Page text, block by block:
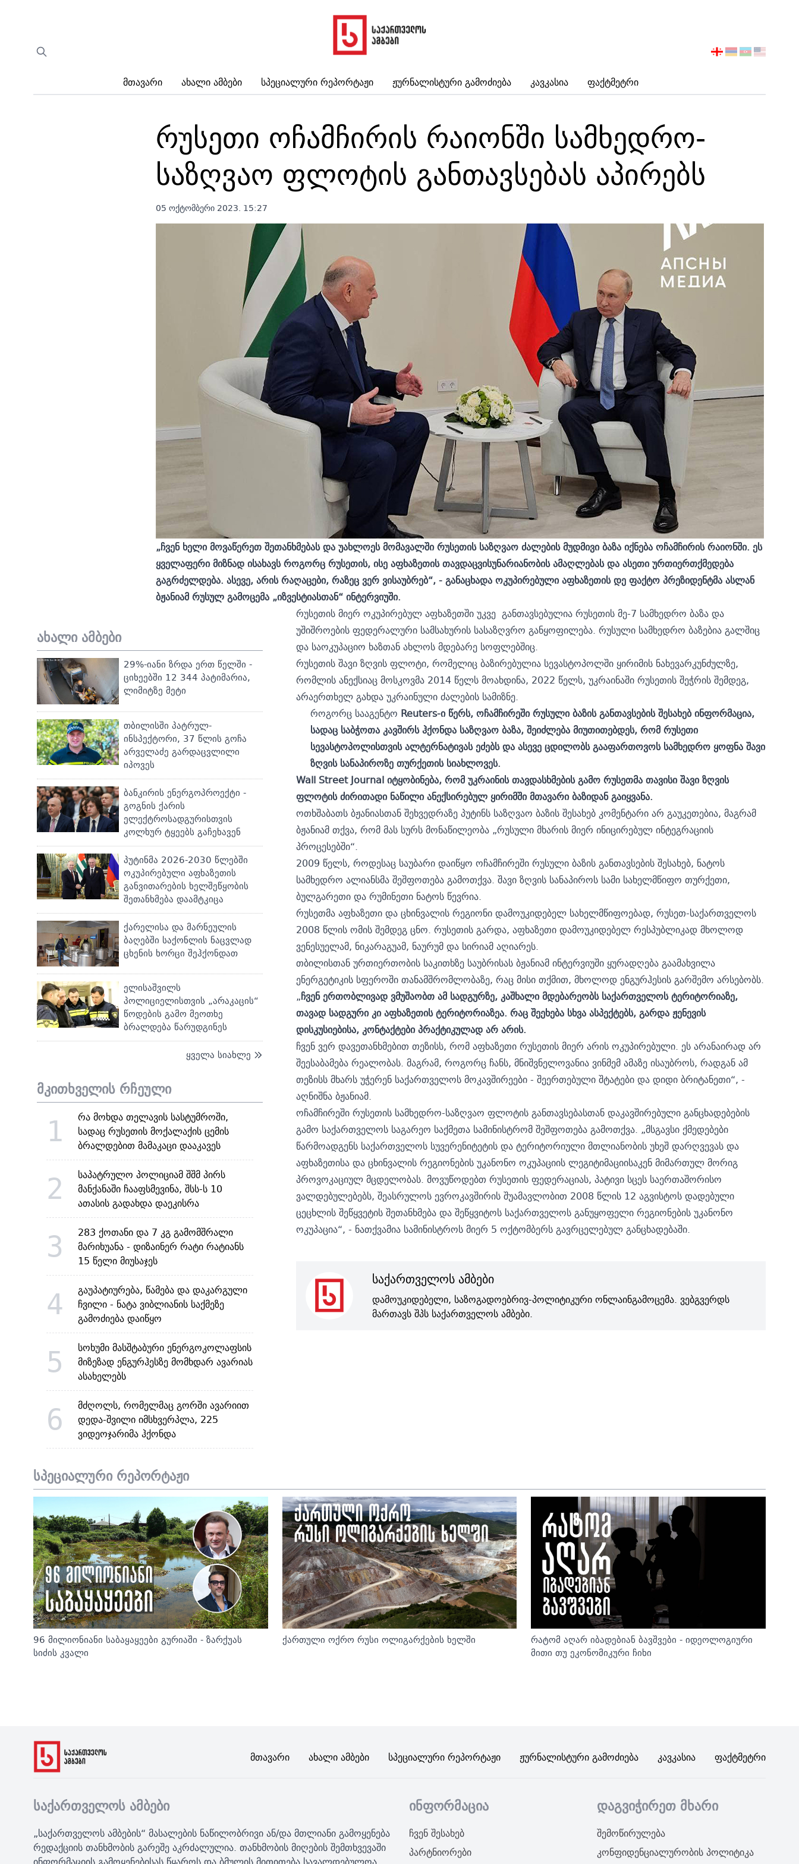
Მთავარი Ახალი Ამბები Სპეციალური Რეპორტაჟი Ჟურნალისტური Გამოძიება Კავკასია Ფაქტმეტრი
აირჩიეთ
რუსეთი ოჩამჩირის რაიონში სამხედრო-
საზღვაო ფლოტის განთავსებას აპირებს
05 ოქტომბერი 2023. 15:27
„ჩვენ ხელი მოვაწერეთ შეთანხმებას და უახლოეს მომავალში რუსეთის საზღვაო ძალების მუდმივი ბაზა იქნება ოჩამჩირის რაიონში. ეს
ყველაფერი მიზნად ისახავს როგორც რუსეთის, ისე აფხაზეთის თავდაცვისუნარიანობის ამაღლებას და ასეთი ურთიერთქმედება
გაგრძელდება. ასევე, არის რაღაცები, რაზეც ვერ ვისაუბრებ“, - განაცხადა ოკუპირებული აფხაზეთის დე ფაქტო პრეზიდენტმა ასლან
ბჟანიამ რუსულ გამოცემა „იზვესტიასთან“ინტერვიუში.
ახალი ამბები
29%-იანი ზრდა ერთ წელში -
ციხეებში 12 344 პატიმარია,
ლიმიტზე მეტი
თბილისში პატრულ-
ინსპექტორი, 37 წლის გოჩა
არველაძე გარდაცვლილი
იპოვეს
ბანკირის ენერგოპროექტი -
გოგნის ქარის
ელექტროსადგურისთვის
კოლხურ ტყეებს გაჩეხავენ
პუტინმა 2026-2030 წლებში
ოკუპირებული აფხაზეთის
განვითარების ხელშეწყობის
შეთანხმება დაამტკიცა
ქარელისა და მარნეულის
ბაღებში საქონლის ნაცვლად
ცხენის ხორცი შეჰქონდათ
ელისაშვილს
პოლიციელისთვის „არაკაცის“
წოდების გამო მეოთხე
ბრალდება წარუდგინეს
ყველა სიახლე
მკითხველის რჩეული
1
რა მოხდა თელავის სასტუმროში,
სადაც რუსეთის მოქალაქის ცემის
ბრალდებით მამაკაცი დააკავეს
2
საპატრულო პოლიციამ შშმ პირს
მანქანაში ჩააფსმევინა, შსს-ს 10
ათასის გადახდა დაეკისრა
3
283 ქოთანი და 7 კგ გამომშრალი
მარიხუანა - დიზაინერ რატი რატიანს
15 წელი მიუსაჯეს
4
გაუპატიურება, წამება და დაკარგული
ჩვილი - ნატა ვიბლიანის საქმეზე
გამოძიება დაიწყო
5
სოხუმი მასშტაბური ენერგოკოლაფსის
მიზეზად ენგურჰესზე მომხდარ ავარიას
ასახელებს
6
მძღოლს, რომელმაც გორში ავარიით
დედა-შვილი იმსხვერპლა, 225
ვიდეოჯარიმა ჰქონდა
რუსეთის მიერ ოკუპირებულ აფხაზეთში უკვე განთავსებულია რუსეთის მე-7 სამხედრო ბაზა და
უშიშროების ფედერალური სამსახურის სასაზღვრო განყოფილება. რუსული სამხედრო ბაზებია გალშიც
და საოკუპაციო ხაზთან ახლოს მდებარე სოფლებშიც.
რუსეთის შავი ზღვის ფლოტი, რომელიც ბაზირებულია სევასტოპოლში ყირიმის ნახევარკუნძულზე,
რომლის ანექსიაც მოსკოვმა 2014 წელს მოახდინა, 2022 წელს, უკრაინაში რუსეთის შეჭრის შემდეგ,
არაერთხელ გახდა უკრაინული ძალების სამიზნე.
როგორც სააგენტო Reuters-ი წერს,ოჩამჩირეში რუსული ბაზის განთავსების შესახებ ინფორმაცია,
სადაც საბჭოთა კავშირს ჰქონდა საზღვაო ბაზა, შეიძლება მიუთითებდეს, რომ რუსეთი
სევასტოპოლისთვის ალტერნატივას ეძებს და ასევე ცდილობს გააფართოვოს სამხედრო ყოფნა შავი
ზღვის სანაპიროზე თურქეთის სიახლოვეს.
Wall Street Journal იტყობინება, რომ უკრაინის თავდასხმების გამო რუსეთმა თავისი შავი ზღვის
ფლოტის ძირითადი ნაწილი ანექსირებულ ყირიმში მთავარი ბაზიდან გაიყვანა.
ოთხშაბათს ბჟანიასთან შეხვედრაზე პუტინს საზღვაო ბაზის შესახებ კომენტარი არ გაუკეთებია, მაგრამ
ბჟანიამ თქვა, რომ მას სურს მონაწილეობა „რუსული მხარის მიერ ინიცირებულ ინტეგრაციის
პროცესებში“.
2009 წელს, როდესაც საუბარი დაიწყო ოჩამჩირეში რუსული ბაზის განთავსების შესახებ, ნატოს
სამხედრო ალიანსმა შეშფოთება გამოთქვა. შავი ზღვის სანაპიროს სამი სახელმწიფო თურქეთი,
ბულგარეთი და რუმინეთი ნატოს წევრია.
რუსეთმა აფხაზეთი და ცხინვალის რეგიონი დამოუკიდებელ სახელმწიფოებად, რუსეთ-საქართველოს
2008 წლის ომის შემდეგ ცნო. რუსეთის გარდა, აფხაზეთი დამოუკიდებელ რესპუბლიკად მხოლოდ
ვენესუელამ, ნიკარაგუამ, ნაურუმ და სირიამ აღიარეს.
თბილისთან ურთიერთობის საკითხზე საუბრისას ბჟანიამ ინტერვიუში ყურადღება გაამახვილა
ენერგეტიკის სფეროში თანამშრომლობაზე, რაც მისი თქმით, მხოლოდ ენგურჰესის გარშემო არსებობს.
„ჩვენ ერთობლივად ვმუშაობთ ამ სადგურზე, კაშხალი მდებარეობს საქართველოს ტერიტორიაზე,
თავად სადგური კი აფხაზეთის ტერიტორიაზეა. რაც შეეხება სხვა ასპექტებს, გარდა ჟენევის
დისკუსიებისა, კონტაქტები პრაქტიკულად არ არის.
ჩვენ ვერ დავეთანხმებით თეზისს, რომ აფხაზეთი რუსეთის მიერ არის ოკუპირებული. ეს არანაირად არ
შეესაბამება რეალობას. მაგრამ, როგორც ჩანს, მნიშვნელოვანია ვინმემ ამაზე ისაუბროს, რადგან ამ
თეზისს მხარს უჭერენ საქართველოს მოკავშირეები - შეერთებული შტატები და დიდი ბრიტანეთი“, -
აღნიშნა ბჟანიამ.
ოჩამჩირეში რუსეთის სამხედრო-საზღვაო ფლოტის განთავსებასთან დაკავშირებული განცხადებების
გამო საქართველოს საგარეო საქმეთა სამინისტრომ შეშფოთება გამოთქვა. „მსგავსი ქმედებები
წარმოადგენს საქართველოს სუვერენიტეტის და ტერიტორიული მთლიანობის უხეშ დარღვევას და
აფხაზეთისა და ცხინვალის რეგიონების უკანონო ოკუპაციის ლეგიტიმაციისაკენ მიმართულ მორიგ
პროვოკაციულ მცდელობას. მოვუწოდებთ რუსეთის ფედერაციას, პატივი სცეს საერთაშორისო
ვალდებულებებს, შეასრულოს ევროკავშირის შუამავლობით 2008 წლის 12 აგვისტოს დადებული
ცეცხლის შეწყვეტის შეთანხმება და შეწყვიტოს საქართველოს განუყოფელი რეგიონების უკანონო
ოკუპაცია“, - ნათქვამია სამინისტროს მიერ 5 ოქტომბერს გავრცელებულ განცხადებაში.
საქართველოს ამბები
დამოუკიდებელი, საზოგადოებრივ-პოლიტიკური ონლაინგამოცემა. ვებგვერდს
მართავს შპს საქართველოს ამბები.
სპეციალური რეპორტაჟი
96 მილიონიანი საბაყაყეები გურიაში - ზარქუას
სიძის კვალი
ქართული ოქრო რუსი ოლიგარქების ხელში
რატომ აღარ იბადებიან ბავშვები - იდეოლოგიური
მითი თუ ეკონომიკური ჩიხი
Მთავარი Ახალი Ამბები Სპეციალური Რეპორტაჟი Ჟურნალისტური Გამოძიება Კავკასია Ფაქტმეტრი
საქართველოს ამბები
„საქართველოს ამბების“ მასალების ნაწილობრივი ან/და მთლიანი გამოყენება
რედაქციის თანხმობის გარეშე აკრძალულია. თანხმობის მიღების შემთხვევაში
ინფორმაცია
ჩვენ შესახებ
პარტნიორები
დაგვიჭირეთ მხარი
შემოწირულება
კონფიდენციალურობის პოლიტიკა